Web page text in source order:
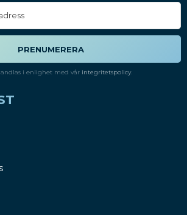
PRENUMERERA
i enlighet med vår integritetspolicy.